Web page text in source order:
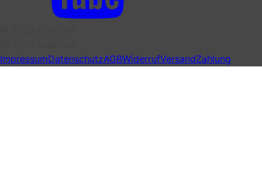
ImpressumDatenschutzAGBWiderrufVersandZahlung